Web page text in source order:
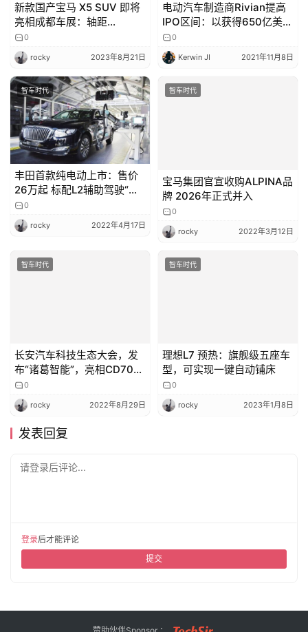
新款国产宝马 X5 SUV 即将
亮相成都车展：轴距
3105mm、新增 48V 电机营
造“轻混系统”
0
rocky 2023年8月21日
电动汽车制造商Rivian提高
IPO区间：以获得650亿美元
市值
0
Kerwin JI 2021年11月8日
智车时代
丰田首款纯电动上市：售价
26万起 标配L2辅助驾驶“还
是太保守了”
0
rocky 2022年4月17日
智车时代
宝马集团官宣收购ALPINA品
牌 2026年正式并入
2022年3月12日
智车时代
长安汽车科技生态大会，发
布“诸葛智能”，亮相CD701
原型
2022年8月29日
智车时代
理想L7 预热：旗舰级五座车
型，可实现一键自动铺床
2023年1月8日
发表回复
请登录后评论...
登录 后才能评论
提交